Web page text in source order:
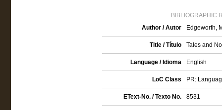
BIBLIOGRAPHIC
Author / Autor
Edgeworth,
Title / Título Tales and
Language / Idioma English
LoC Class PR:
EText-No. / Texto No. 8531